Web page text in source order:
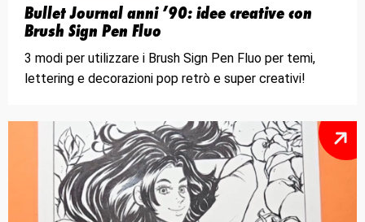
Bullet Journal anni ’90: idee creative con
Brush Sign Pen Fluo
3 modi per utilizzare i Brush Sign Pen Fluo per temi,
lettering e decorazioni pop retrò e super creativi!